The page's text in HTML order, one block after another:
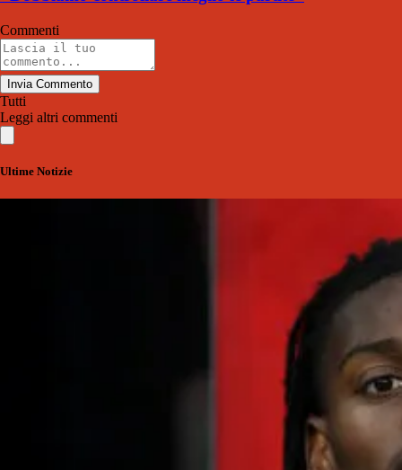
Commenti
Invia Commento
Tutti
Leggi altri commenti
Ultime Notizie